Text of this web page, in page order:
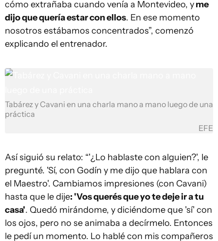
cómo extrañaba cuando venía a Montevideo, yme
dijo que quería estar con ellos. En ese momento
nosotros estábamos concentrados”, comenzó
explicando el entrenador.
Tabárez y Cavani en una charla mano a mano luego de una
práctica
EFE
Así siguió su relato: “'¿Lo hablaste con alguien?', le
pregunté. 'Sí, con Godín y me dijo que hablara con
el Maestro'. Cambiamos impresiones (con Cavani)
hasta que le dije: 'Vos querés que yo te deje ir a tu
casa'. Quedó mirándome, y diciéndome que 'sí' con
los ojos, pero no se animaba a decírmelo. Entonces
le pedí un momento. Lo hablé con mis compañeros